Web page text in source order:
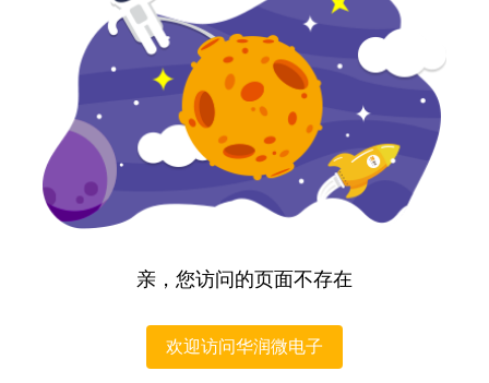
亲，您访问的页面不存在
欢迎访问华润微电子